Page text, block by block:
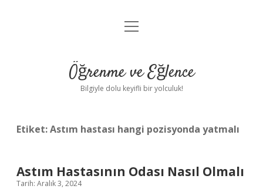
Anasayfa
Yasal Uyarı
menüyü
Öğrenme ve Eğlence
Bilgiyle dolu keyifli bir yolculuk!
Etiket:Astım hastası hangi pozisyonda yatmalı
Astım Hastasının Odası Nasıl Olmalı
Tarih: Aralık 3, 2024